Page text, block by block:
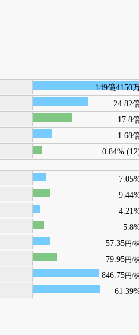
149億4150
24.82
17.8
1.68
0.84%
57.35円/
79.95円/
846.75円/